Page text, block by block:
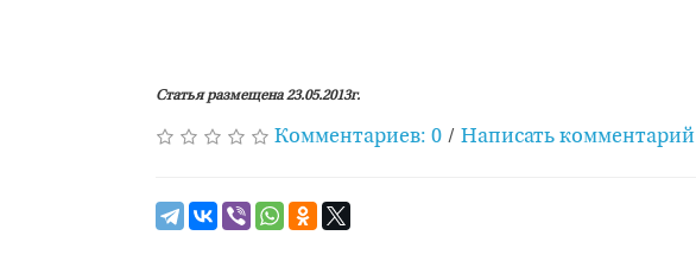
Статья размещена 23.05.2013г.
Комментариев: 0/ Написать комментарий